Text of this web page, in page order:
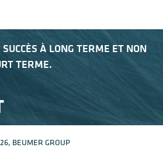
À LONG TERME ET NON
TERME.
BEUMER GROUP